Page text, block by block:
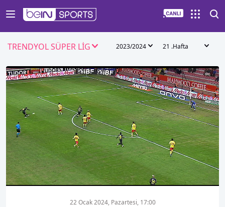
TRENDYOL SÜPER LİG 2023/2024 21 .Hafta
00:01 00:00
22 Ocak 2024, Pazartesi, 17:00